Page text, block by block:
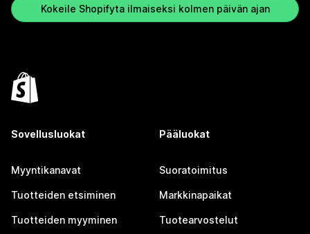
Kokeile Shopifyta ilmaiseksi kolmen päivän ajan
Sovellusluokat
Myyntikanavat
Tuotteiden etsiminen
Tuotteiden myyminen
Pääluokat
Suoratoimitus
Markkinapaikat
Tuotearvostelut